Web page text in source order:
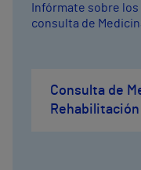
Infórmate sobre
consulta de
Consulta de
Rehabilitación